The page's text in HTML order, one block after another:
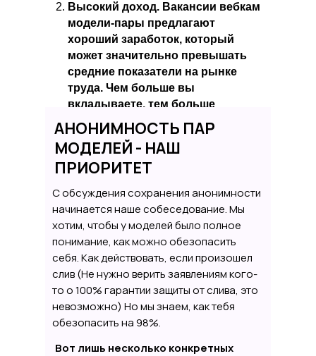
Высокий доход. Вакансии вебкам
модели-пары предлагают
хороший заработок, который
может значительно превышать
средние показатели на рынке
труда. Чем больше вы
вкладываете, тем больше
получаете.
Комфортные условия. Работать
можно из дома, создавая себе
удобную и приятную обстановку.
на работе и чувствовать себя
Развитие навыков. Работа в
интернете для пары помогает
развивать коммуникативные
навыки, уверенность в себе и
творческое мышление. Это
полезно не только для работы, но
и для личной жизни.
Поддержка команды. В студии
АНОНИМНОСТЬ ПАР
МОДЕЛЕЙ - НАШ
ПРИОРИТЕТ
С обсуждения сохранения анонимности
начинается наше собеседование. Мы
хотим, чтобы у моделей было полное
понимание, как можно обезопасить
себя. Как действовать, если произошел
слив (Не нужно верить заявлениям кого-
то о 100% гарантии защиты от слива, это
невозможно) Но мы знаем, как тебя
обезопасить на 98%.
Вот лишь несколько конкретных